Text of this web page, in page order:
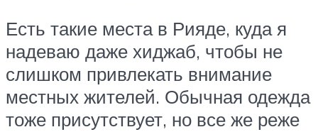
Есть такие места в Рияде, куда я
надеваю даже хиджаб, чтобы не
слишком привлекать внимание
местных жителей. Обычная одежда
тоже присутствует, но все же реже